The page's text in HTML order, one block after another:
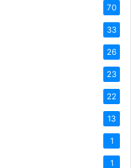
70
33
26
23
22
13
1
1